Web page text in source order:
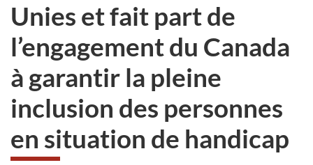
Unies et fait part de
l’engagement du Canada
à garantir la pleine
inclusion des personnes
en situation de handicap